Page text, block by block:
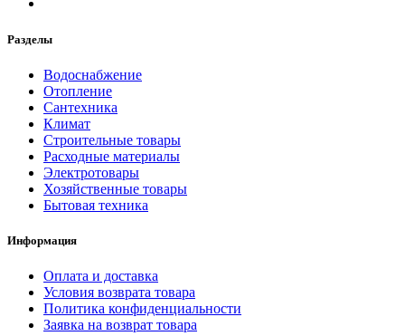
Разделы
Водоснабжение
Отопление
Сантехника
Климат
Строительные товары
Расходные материалы
Электротовары
Хозяйственные товары
Бытовая техника
Информация
Оплата и доставка
Условия возврата товара
Политика конфиденциальности
Заявка на возврат товара